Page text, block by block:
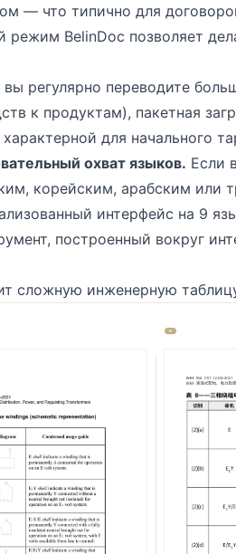
— что типично для
BelinDoc позволяет
вы регулярно переводите
к продуктам), пакетная
для начального
охват языков. Если
корейским, арабским или
интерфейс на 9
построенный вокруг
сложную инженерную